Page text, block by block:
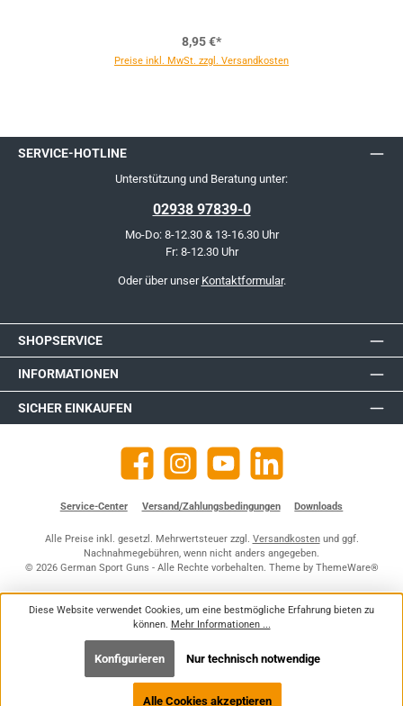
8,95 €*
Preise inkl. MwSt. zzgl. Versandkosten
SERVICE-HOTLINE
Unterstützung und Beratung unter:
02938 97839-0
Mo-Do: 8-12.30 & 13-16.30 Uhr
Fr: 8-12.30 Uhr
Oder über unser Kontaktformular.
SHOPSERVICE
INFORMATIONEN
SICHER EINKAUFEN
Facebook Instagram YouTube https://de.linkedin.com/company/
Service-Center Versand/Zahlungsbedingungen Downloads
Alle Preise inkl. gesetzl. Mehrwertsteuer zzgl. Versandkostenund ggf.
Nachnahmegebühren, wenn nicht anders angegeben.
© 2026 German Sport Guns - Alle Rechte vorbehalten. Theme by ThemeWare®
Diese Website verwendet Cookies, um eine bestmögliche Erfahrung bieten zu
können. Mehr Informationen ...
Nur technisch notwendige
Konfigurieren
Alle Cookies akzeptieren